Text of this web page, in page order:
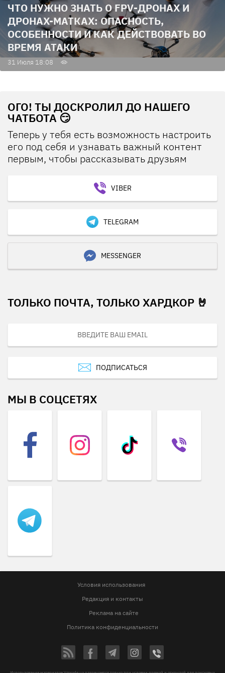
ЧТО НУЖНО ЗНАТЬ О FPV-ДРОНАХ И
ДРОНАХ-МАТКАХ: ОПАСНОСТЬ,
ОСОБЕННОСТИ И КАК ДЕЙСТВОВАТЬ ВО
ВРЕМЯ АТАКИ
31 Июля 18:08
ОГО! ТЫ ДОСКРОЛИЛ ДО НАШЕГО
ЧАТБОТА 😏
Теперь у тебя есть возможность настроить
его под себя и узнавать важный контент
первым, чтобы рассказывать друзьям
VIBER
TELEGRAM
MESSENGER
ТОЛЬКО ПОЧТА, ТОЛЬКО ХАРДКОР 🤘
ПОДПИСАТЬСЯ
МЫ В СОЦСЕТЯХ
Условия использования
Редакция и контакты
Реклама на сайте
Политика конфиденциальности